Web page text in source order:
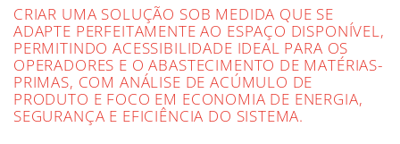
CRIAR UMA SOLUÇÃO SOB MEDIDA QUE SE
ADAPTE PERFEITAMENTE AO ESPAÇO DISPONÍVEL,
PERMITINDO ACESSIBILIDADE IDEAL PARA OS
OPERADORES E O ABASTECIMENTO DE MATÉRIAS-
PRIMAS, COM ANÁLISE DE ACÚMULO DE
PRODUTO E FOCO EM ECONOMIA DE ENERGIA,
SEGURANÇA E EFICIÊNCIA DO SISTEMA.